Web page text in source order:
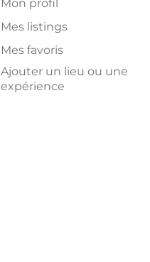
Mon profil
Mes listings
Mes favoris
Ajouter un lieu ou une
expérience